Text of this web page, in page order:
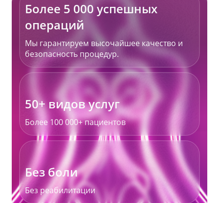
Более 5 000 успешных
операций
Мы гарантируем высочайшее качество и
безопасность процедур.
50+ видов услуг
Более 100 000+ пациентов
Без боли
Без реабилитации